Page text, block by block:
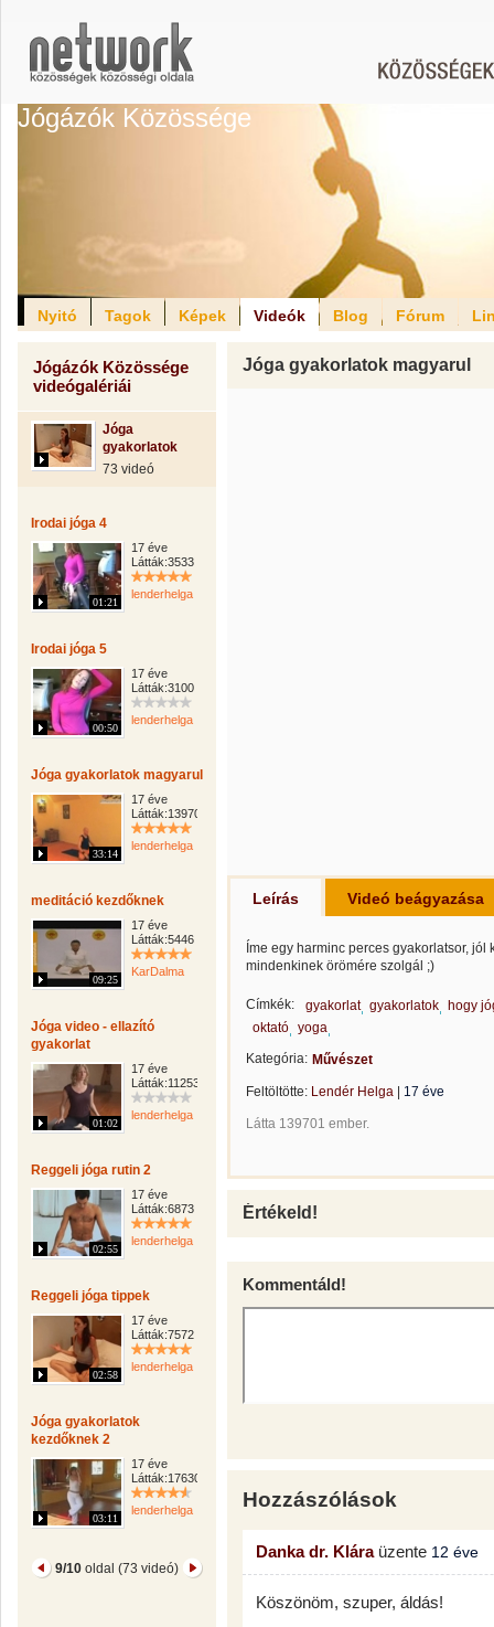
Jógázók Közössége
Nyitó Tagok Képek Videók Blog Fórum
Jógázók Közössége
videógalériái
Jóga
gyakorlatok
73 videó
Irodai jóga 4
01:21
17 éve
Látták:3533
lenderhelga
Irodai jóga 5
00:50
17 éve
Látták:3100
lenderhelga
Jóga gyakorlatok magyarul
33:14
17 éve
Látták:139702
lenderhelga
meditáció kezdőknek
09:25
17 éve
Látták:5446
KarDalma
Jóga video - ellazító
gyakorlat
01:02
17 éve
Látták:11253
lenderhelga
Reggeli jóga rutin 2
02:55
17 éve
Látták:6873
lenderhelga
Reggeli jóga tippek
02:58
17 éve
Látták:7572
lenderhelga
Jóga gyakorlatok
kezdőknek 2
03:11
17 éve
Látták:17630
lenderhelga
9/10 oldal (73 videó)
Jóga gyakorlatok magyarul
Leírás Videó beágyazása
Íme egy harminc perces gyakorlatsor,
mindenkinek örömére szolgál ;)
Címkék: gyakorlat gyakorlatok
hogy
oktató yoga
Kategória: Művészet
Feltöltötte: Lendér Helga 17 éve
Látta 139701 ember.
Értékeld!
Kommentáld!
Hozzászólások
Danka dr. Kláraüzente 12 éve
Köszönöm, szuper, áldás!